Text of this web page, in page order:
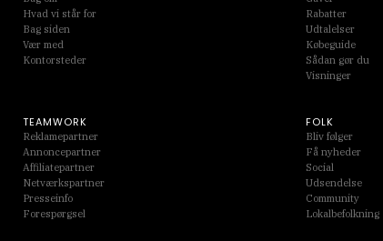
Hvad vi står for
Bag siden
Vær med
Kontorsteder
Rabatter
Udtalelser
Købeguide
Sådan gør du
Visninger
TEAMWORK
Reklamepartner
Annoncepartner
Affiliatepartner
Netværkspartner
Presseinfo
Forespørgsel
FOLK
Bliv følger
Få nyheder
Social
Udsendelse
Community
Lokalbefolkning